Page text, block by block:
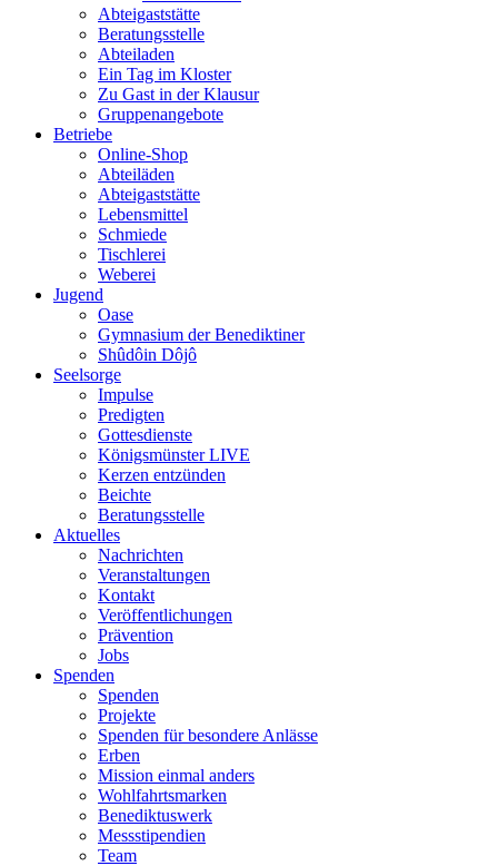
Abteigaststätte
Beratungsstelle
Abteiladen
Ein Tag im Kloster
Zu Gast in der Klausur
Gruppenangebote
Betriebe
Online-Shop
Abteiläden
Abteigaststätte
Lebensmittel
Schmiede
Tischlerei
Weberei
Jugend
Oase
Gymnasium der Benediktiner
Shûdôin Dôjô
Seelsorge
Impulse
Predigten
Gottesdienste
Königsmünster LIVE
Kerzen entzünden
Beichte
Beratungsstelle
Aktuelles
Nachrichten
Veranstaltungen
Kontakt
Veröffentlichungen
Prävention
Jobs
Spenden
Spenden
Projekte
Spenden für besondere Anlässe
Erben
Mission einmal anders
Wohlfahrtsmarken
Benediktuswerk
Messstipendien
Team